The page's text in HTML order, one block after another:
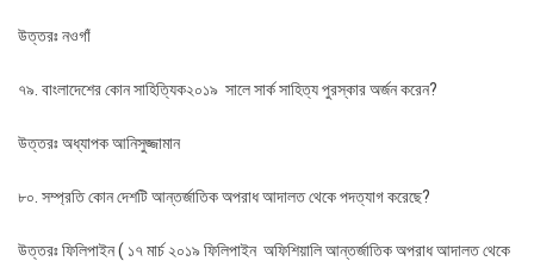
উত্তরঃ নওগাঁ
৭৯. বাংলাদেশের কোন সাহিত্যিক২০১৯ সালে সার্ক সাহিত্য পুরস্কার অর্জন করেন?
উত্তরঃ অধ্যাপক আনিসুজ্জামান
৮০. সম্প্রতি কোন দেশটি আন্তর্জাতিক অপরাধ আদালত থেকে পদত্যাগ করেছে?
উত্তরঃ ফিলিপাইন ( ১৭ মার্চ ২০১৯ ফিলিপাইন অফিশিয়ালি আন্তর্জাতিক অপরাধ আদালত থেকে